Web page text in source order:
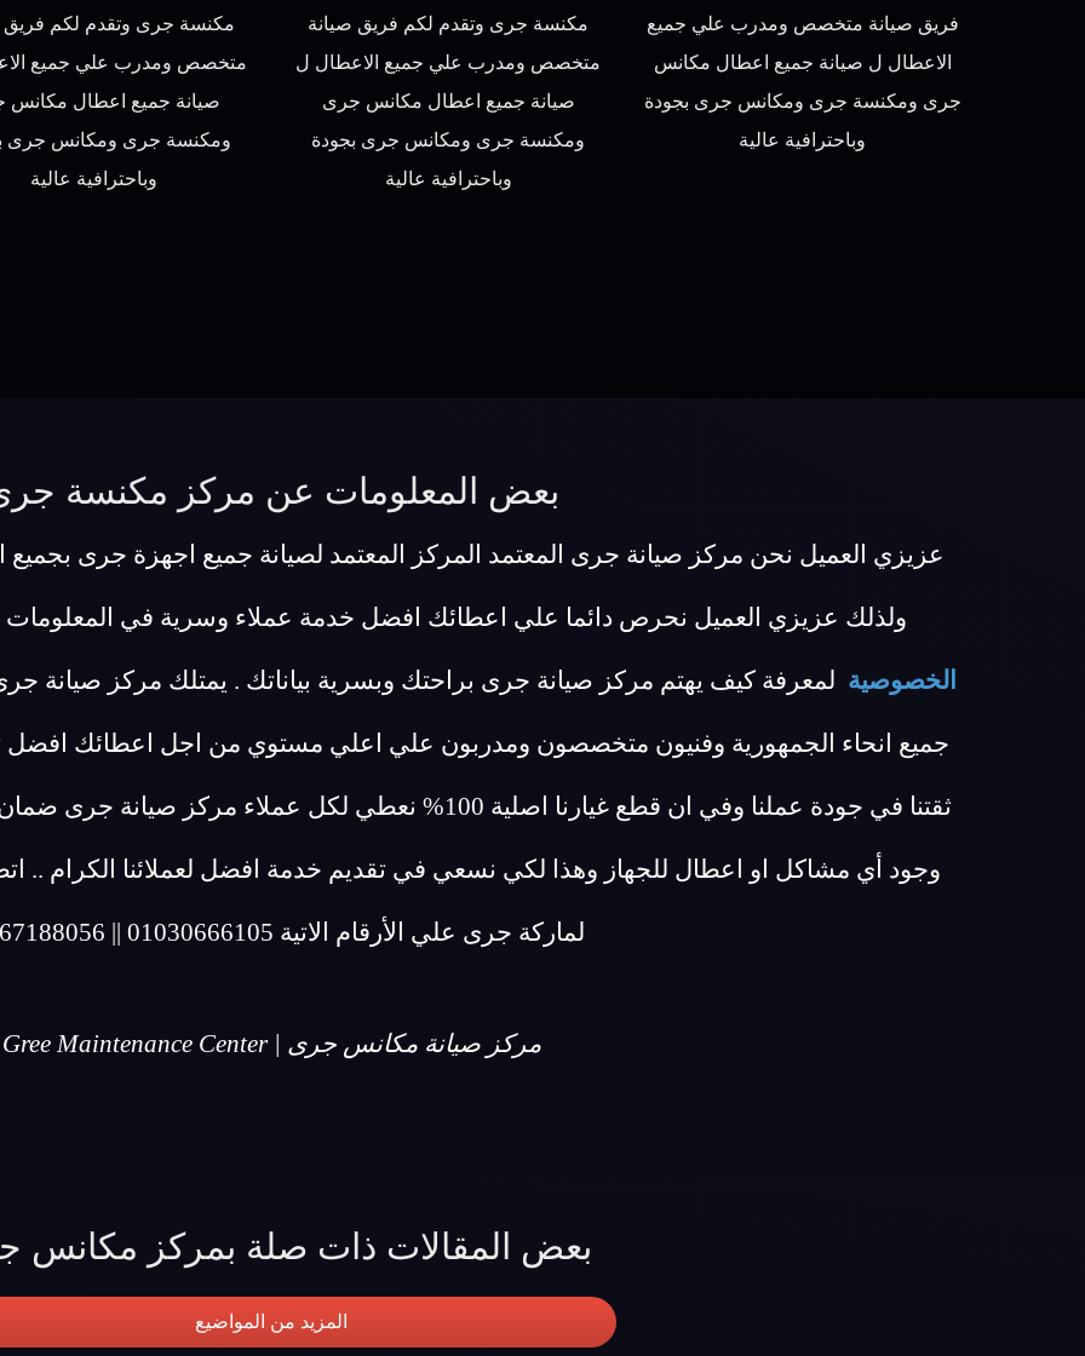
مكنسة جرى وتقدم لكم فريق
متخصص ومدرب علي جميع
صيانة جميع اعطال مكانس
ومكنسة جرى ومكانس جرى
وباحترافية عالية
مكنسة جرى وتقدم لكم فريق صيانة
متخصص ومدرب علي جميع الاعطال ل
صيانة جميع اعطال مكانس جرى
ومكنسة جرى ومكانس جرى بجودة
وباحترافية عالية
فريق صيانة متخصص ومدرب علي جميع
الاعطال ل صيانة جميع اعطال مكانس
جرى ومكنسة جرى ومكانس جرى بجودة
وباحترافية عالية
بعض المعلومات عن مركز مكنسة
عزيزي العميل نحن مركز صيانة جرى المعتمد المركز المعتمد لصيانة جميع اجهزة جرى بجميع
ولذلك عزيزي العميل نحرص دائما علي اعطائك افضل خدمة عملاء وسرية في
الخصوصية لمعرفة كيف يهتم مركز صيانة جرى براحتك وبسرية بياناتك . يمتلك مركز
جميع انحاء الجمهورية وفنيون متخصصون ومدربون علي اعلي مستوي من اجل اعطائك افضل
ثقتنا في جودة عملنا وفي ان قطع غيارنا اصلية 100% نعطي لكل
وجود أي مشاكل او اعطال للجهاز وهذا لكي نسعي في تقديم خدمة افضل لعملائنا الكرام ..
لماركة جرى علي الأرقام الاتية 01030666105 || 01067188056
مركز صيانة مكانس جرى | Gree Maintenance Center
بعض المقالات ذات صلة بمركز مكانس
المزيد من المواضيع